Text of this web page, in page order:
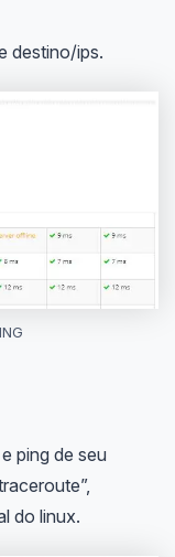
destino/ips.
ping de seu
do linux.